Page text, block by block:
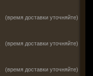
(время доставки уточняйте)
(время доставки уточняйте)
(время доставки уточняйте)